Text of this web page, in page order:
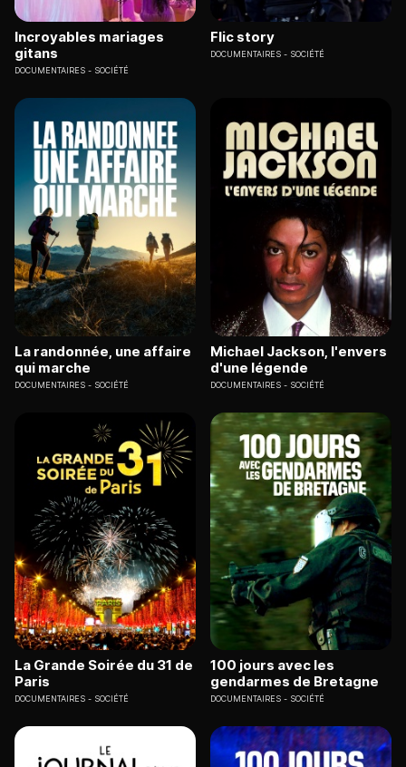
Incroyables mariages
gitans
DOCUMENTAIRES SOCIÉTÉ
Flic story
DOCUMENTAIRES SOCIÉTÉ
La randonnée, une affaire
qui marche
DOCUMENTAIRES SOCIÉTÉ
Michael Jackson, l'envers
d'une légende
DOCUMENTAIRES SOCIÉTÉ
La Grande Soirée du 31 de
Paris
DOCUMENTAIRES SOCIÉTÉ
100 jours avec les
gendarmes de Bretagne
DOCUMENTAIRES SOCIÉTÉ